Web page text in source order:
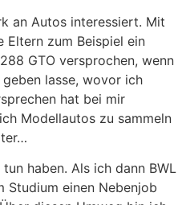
an Autos interessiert. Mit
Eltern zum Beispiel ein
GTO versprochen, wenn
lasse, wovor ich
hat bei mir
Modellautos zu sammeln
haben. Als ich dann BWL
Studium einen Nebenjob